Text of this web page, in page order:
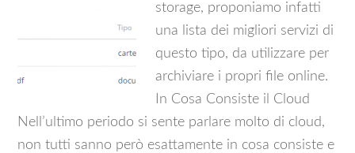
storage, proponiamo infatti
una lista dei migliori servizi di
questo tipo, da utilizzare per
archiviare i propri file online.
In Cosa Consiste il Cloud
Nell’ultimo periodo si sente parlare molto di cloud,
non tutti sanno però esattamente in cosa consiste e